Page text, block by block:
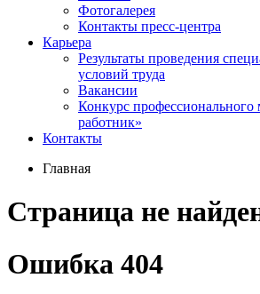
Фотогалерея
Контакты пресс-центра
Карьера
Результаты проведения
условий труда
Вакансии
Конкурс профессионального
работник»
Контакты
Главная
Страница не
Ошибка 404